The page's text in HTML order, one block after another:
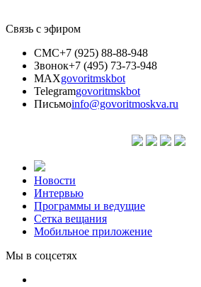
Связь с эфиром
СМС+7 (925) 88-88-948
Звонок+7 (495) 73-73-948
MAXgovoritmskbot
Telegramgovoritmskbot
Письмоinfo@govoritmoskva.ru
Новости
Интервью
Программы и ведущие
Сетка вещания
Мобильное приложение
Мы в соцсетях